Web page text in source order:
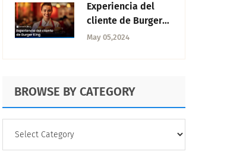
Experiencia del
cliente de Burger
King: Entendiendo
May 05,2024
BROWSE BY CATEGORY
CATEGORY